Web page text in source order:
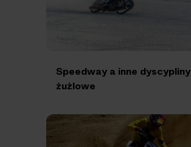
Speedway a inne dyscypliny
żużlowe